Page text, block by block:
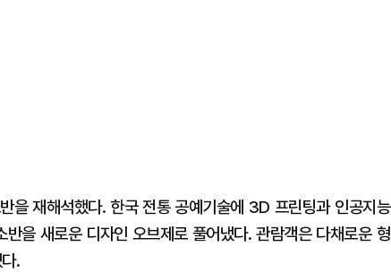
을 재해석했다. 한국 전통 공예기술에 3D 프린팅과 인공지능
을 새로운 디자인 오브제로 풀어냈다. 관람객은 다채로운 형
.